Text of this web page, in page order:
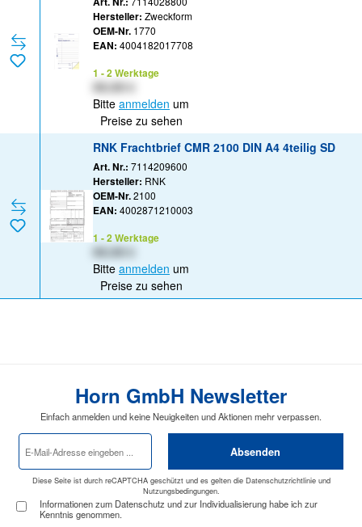
Hersteller: Zweckform
OEM-Nr. 1770
EAN: 4004182017708
1 - 2 Werktage
Bitte anmelden um
Preise zu sehen
RNK Frachtbrief CMR 2100 DIN A4 4teilig SD
Art. Nr.: 7114209600
Hersteller: RNK
OEM-Nr.2100
EAN: 4002871210003
1 - 2 Werktage
Bitte anmelden um
Preise zu sehen
Horn GmbH Newsletter
Einfach anmelden und keine Neuigkeiten und Aktionen mehr verpassen.
E-
Mail-
*
Absenden
Diese Seite ist durch reCAPTCHA geschützt und es gelten die Datenschutzrichtlinieund
Nutzungsbedingungen.
Informationen zum Datenschutz und zur Individualisierung habe ich zur
Kenntnis genommen.